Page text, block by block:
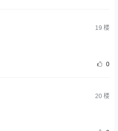
19 楼
0
20楼